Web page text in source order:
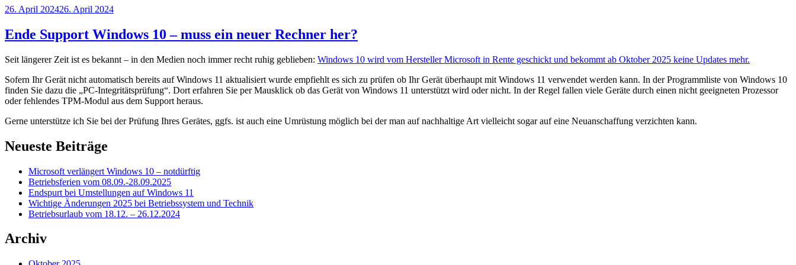
Veröffentlicht
26. April 202426. April 2024
Ende Support Windows 10 – muss ein neuer Rechner her?
Seit längerer Zeit ist es bekannt – in den Medien noch immer recht ruhig geblieben: Windows 10 wird vom Hersteller Microsoft in Rente geschickt und bekommt ab Oktober 2025 keine Updates mehr.
Sofern Ihr Gerät nicht automatisch bereits auf Windows 11 aktualisiert wurde empfiehlt es sich zu prüfen ob Ihr Gerät überhaupt mit Windows 11 verwendet werden kann. In der Programmliste von Windows 10
finden Sie dazu die „PC-Integritätsprüfung“. Dort erfahren Sie per Mausklick ob das Gerät von Windows 11 unterstützt wird oder nicht. In der Regel fallen viele Geräte durch einen nicht geeigneten Prozessor
oder fehlendes TPM-Modul aus dem Support heraus.
Gerne unterstütze ich Sie bei der Prüfung Ihres Gerätes, ggfs. ist auch eine Umrüstung möglich bei der man auf nachhaltige Art vielleicht sogar auf eine Neuanschaffung verzichten kann.
Neueste Beiträge
Microsoft verlängert Windows 10 – notdürftig
Betriebsferien vom 08.09.-28.09.2025
Endspurt bei Umstellungen auf Windows 11
Wichtige Änderungen 2025 bei Betriebssystem und Technik
Betriebsurlaub vom 18.12. – 26.12.2024
Archiv